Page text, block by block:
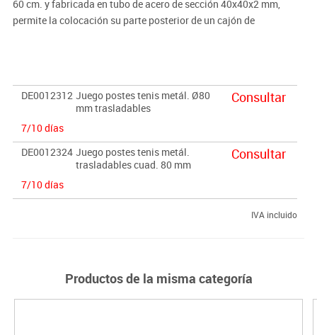
60 cm. y fabricada en tubo de acero de sección 40x40x2 mm,
permite la colocación su parte posterior de un cajón de
redondo de 80 mm. Ø o cuadrado de 80 x 80 mm.
DE0012312 Juego postes tenis metál. Ø80
mm trasladables
7/10 días
Consultar
DE0012324 Juego postes tenis metál.
trasladables cuad. 80 mm
7/10 días
Consultar
IVA incluido
Productos de la misma categoría